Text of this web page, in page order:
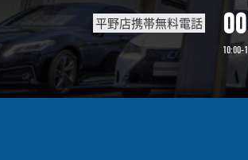
平野店携帯無料電話
10:00-